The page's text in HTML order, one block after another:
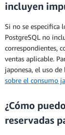
incluyen
Si no se especifica
PostgreSQL no
correspondientes,
ventas aplicable.
japonesa, el uso
sobre el consumo
¿Cómo
reservadas